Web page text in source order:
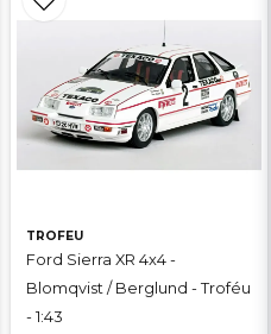
TROFEU
Ford Sierra XR 4x4 -
Blomqvist / Berglund - Troféu
- 1:43